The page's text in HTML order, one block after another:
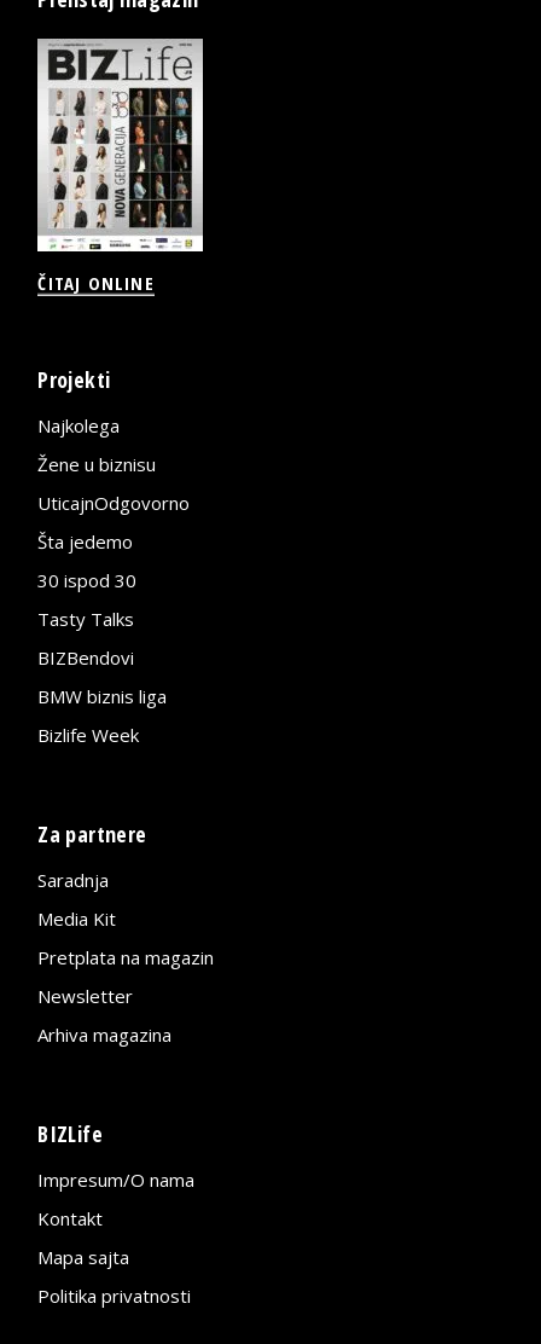
ČITAJ ONLINE
Projekti
Najkolega
Žene u biznisu
UticajnOdgovorno
Šta jedemo
30 ispod 30
Tasty Talks
BIZBendovi
BMW biznis liga
Bizlife Week
Za partnere
Saradnja
Media Kit
Pretplata na magazin
Newsletter
Arhiva magazina
BIZLife
Impresum/O nama
Kontakt
Mapa sajta
Politika privatnosti